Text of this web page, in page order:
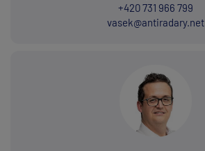
+420 731 966 799
vasek@antiradary.net